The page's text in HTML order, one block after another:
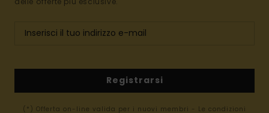
Registrarsi
(*) Offerta on-line valida per i nuovi membri - Le condizioni